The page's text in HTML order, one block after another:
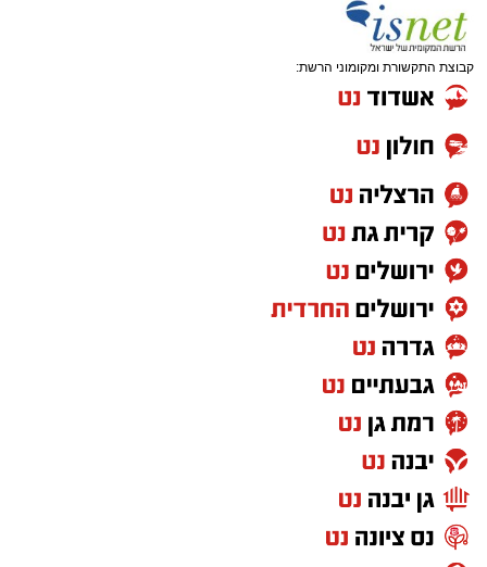
קבוצת התקשורת ומקומוני הרשת: